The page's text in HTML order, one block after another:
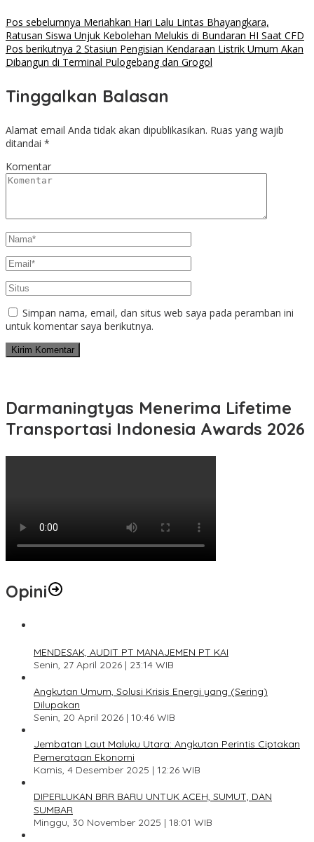
Pos sebelumnya Meriahkan Hari Lalu Lintas Bhayangkara,
Ratusan Siswa Unjuk Kebolehan Melukis di Bundaran HI Saat CFD
Pos berikutnya 2 Stasiun Pengisian Kendaraan Listrik Umum Akan
Dibangun di Terminal Pulogebang dan Grogol
Tinggalkan Balasan
Alamat email Anda tidak akan dipublikasikan. Ruas yang wajib
ditandai *
Komentar
Simpan nama, email, dan situs web saya pada peramban ini
untuk komentar saya berikutnya.
Darmaningtyas Menerima Lifetime
Transportasi Indonesia Awards 2026
Opini
MENDESAK, AUDIT PT MANAJEMEN PT KAI
Senin, 27 April 2026 | 23:14 WIB
Angkutan Umum, Solusi Krisis Energi yang (Sering)
Dilupakan
Senin, 20 April 2026 | 10:46 WIB
Jembatan Laut Maluku Utara: Angkutan Perintis Ciptakan
Pemerataan Ekonomi
Kamis, 4 Desember 2025 | 12:26 WIB
DIPERLUKAN BRR BARU UNTUK ACEH, SUMUT, DAN
SUMBAR
Minggu, 30 November 2025 | 18:01 WIB